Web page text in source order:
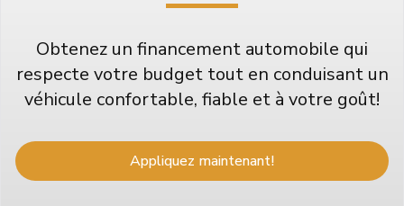
Obtenez un financement automobile qui
respecte votre budget tout en conduisant un
véhicule confortable, fiable et à votre goût!
Appliquez maintenant!